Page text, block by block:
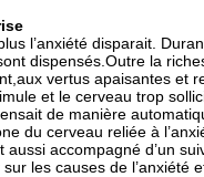
l’anxiété disparait.
dispensés.Outre la
vertus apaisantes et
et le cerveau trop
de manière
du cerveau reliée à
accompagné d’un
les causes de l’anxiété